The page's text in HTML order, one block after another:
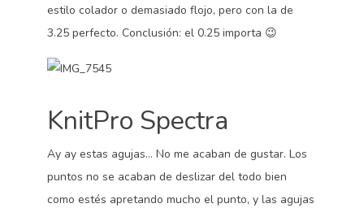
estilo colador o demasiado flojo, pero con la de
3.25 perfecto. Conclusión: el 0.25 importa 😉
KnitPro Spectra
Ay ay estas agujas… No me acaban de gustar. Los
puntos no se acaban de deslizar del todo bien
como estés apretando mucho el punto, y las agujas